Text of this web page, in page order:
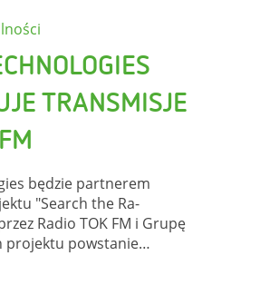
TRANSMISJE
będzie partnerem
"Search the Ra-
Radio TOK FM i Grupę
projektu powstanie…